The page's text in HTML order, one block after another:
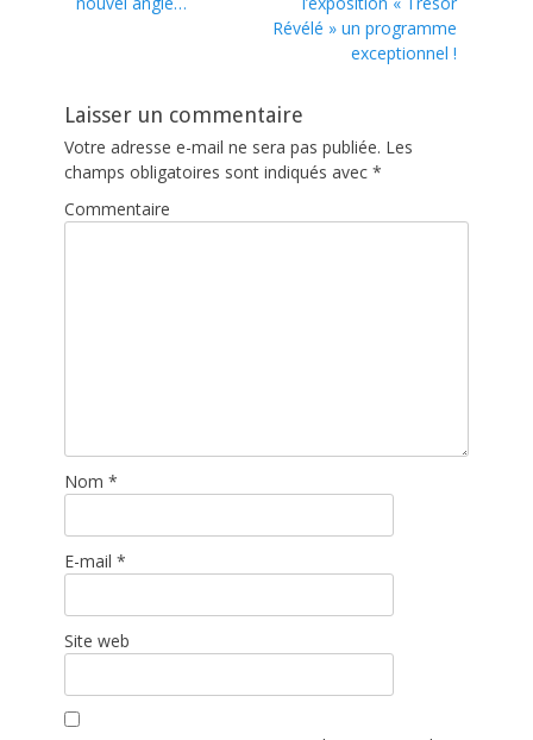
l’article
Révélé » un programme
exceptionnel !
Laisser un commentaire
Votre adresse e-mail ne sera pas publiée. Les
champs obligatoires sont indiqués avec *
Commentaire
Nom *
E-mail *
Site web